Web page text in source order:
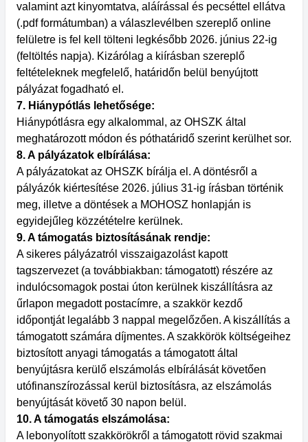
valamint azt kinyomtatva, aláírással és pecséttel ellátva
(.pdf formátumban) a válaszlevélben szereplő online
felületre is fel kell tölteni legkésőbb 2026. június 22-ig
(feltöltés napja). Kizárólag a kiírásban szereplő
feltételeknek megfelelő, határidőn belül benyújtott
pályázat fogadható el.
7. Hiánypótlás lehetősége:
Hiánypótlásra egy alkalommal, az OHSZK által
meghatározott módon és póthatáridő szerint kerülhet sor.
8. A pályázatok elbírálása:
A pályázatokat az OHSZK bírálja el. A döntésről a
pályázók kiértesítése 2026. július 31-ig írásban történik
meg, illetve a döntések a MOHOSZ honlapján is
egyidejűleg közzétételre kerülnek.
9. A támogatás biztosításának rendje:
A sikeres pályázatról visszaigazolást kapott
tagszervezet (a továbbiakban: támogatott) részére az
indulócsomagok postai úton kerülnek kiszállításra az
űrlapon megadott postacímre, a szakkör kezdő
időpontját legalább 3 nappal megelőzően. A kiszállítás a
támogatott számára díjmentes. A szakkörök költségeihez
biztosított anyagi támogatás a támogatott által
benyújtásra kerülő elszámolás elbírálását követően
utófinanszírozással kerül biztosításra, az elszámolás
benyújtását követő 30 napon belül.
10. A támogatás elszámolása:
A lebonyolított szakkörökről a támogatott rövid szakmai